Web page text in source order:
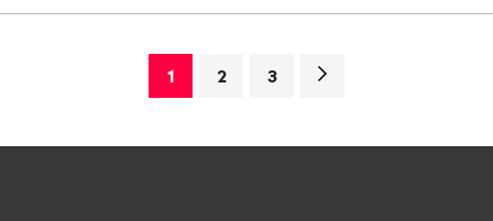
1 2 3
Page